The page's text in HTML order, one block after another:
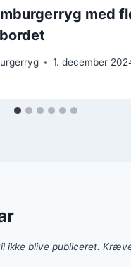
med
1. december
ikke blive publiceret.